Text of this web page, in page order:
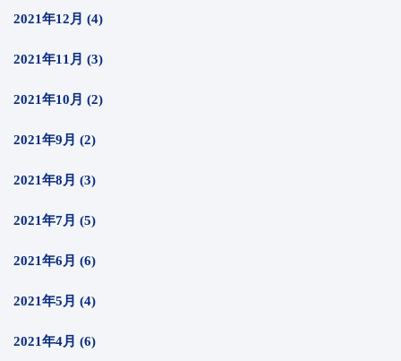
2021年12月 (4)
2021年11月 (3)
2021年10月 (2)
2021年9月 (2)
2021年8月 (3)
2021年7月 (5)
2021年6月 (6)
2021年5月 (4)
2021年4月 (6)